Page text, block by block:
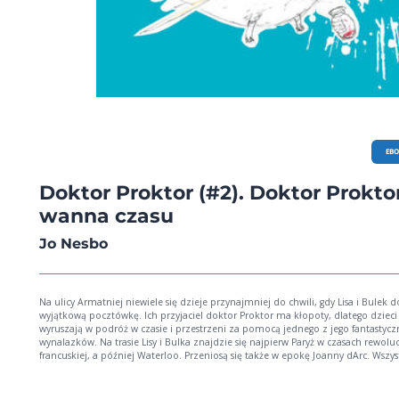
Doktor Proktor (#2). Doktor
wanna czasu
Jo Nesbo
Na ulicy Armatniej niewiele się dzieje przynajmniej do chwili, gdy Lisa i Bulek dostają
wyjątkową pocztówkę. Ich przyjaciel doktor Proktor ma kłopoty, dlatego dzieci
wyruszają w podróż w czasie i przestrzeni za pomocą jednego z jego
wynalazków. Na trasie Lisy i Bulka znajdzie się najpierw Paryż w czasach
francuskiej, a później Waterloo. Przeniosą się także w epokę Joanny dArc.